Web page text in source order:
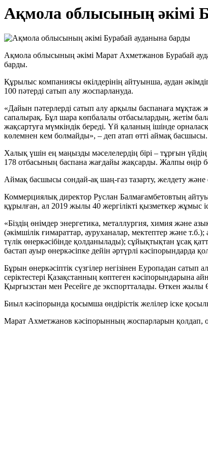
Ақмола облысының әкімі
Ақмола облысының әкімі Марат Ахметжанов Бурабай
барды.
Құрылыс компаниясы өкілдерінің айтуынша, аудан
100 пәтерді сатып алу жоспарлануда.
«Дайын пәтерлерді сатып алу арқылы баспанаға мұқтаж
сапалырақ. Бұл шара көпбалалы отбасылардың, жетім
жақсартуға мүмкіндік береді. Үй қаланың ішінде
көлемнен кем болмайды», – деп атап өтті аймақ басшысы.
Халық үшін ең маңызды мәселелердің бірі – тұрғын
178 отбасының баспана жағдайы жақсарды. Жалпы
Аймақ басшысы сондай-ақ шаң-газ тазарту, желдету
Коммерциялық директор Руслан Балмағамбетовтың
құрылған, ал 2019 жылы 40 жергілікті қызметкер жұмыс
«Біздің өнімдер энергетика, металлургия, химия және
(әкімшілік ғимараттар, ауруханалар, мектептер және
түлік өнеркәсібінде қолданылады); сұйықтықтан ұсақ
бастап ауыр өнеркәсіпке дейін әртүрлі кәсіпорындарда
Бұрын өнеркәсіптік сүзгілер негізінен Еуропадан
серіктестері Қазақстанның көптеген
Қырғызстан мен Ресейге де экспортталады. Өткен жылы
Биыл кәсіпорында қосымша өндірістік желілер іске
Марат Ахметжанов кәсіпорынның жоспарларын қолдап,